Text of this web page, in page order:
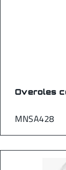
MNSA428
Overoles